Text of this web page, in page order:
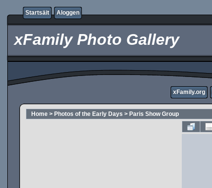
Startsäit Aloggen
xFamily Photo Gallery
xFamily.org
Home > Photos of the Early Days > Paris Show Group